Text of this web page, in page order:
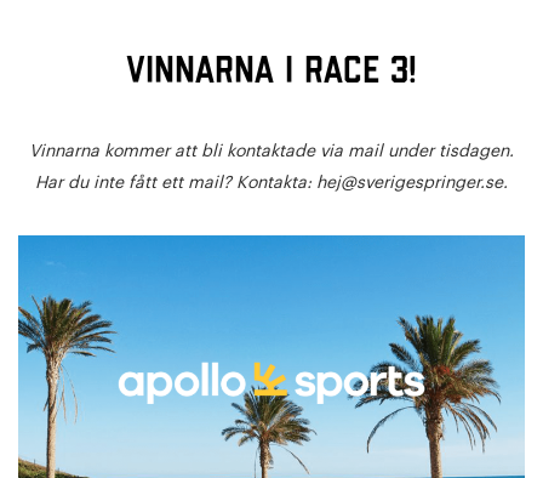
Vinnarna i RACE 3!
Vinnarna kommer att bli kontaktade via mail under tisdagen.
Har du inte fått ett mail? Kontakta: hej@sverigespringer.se.